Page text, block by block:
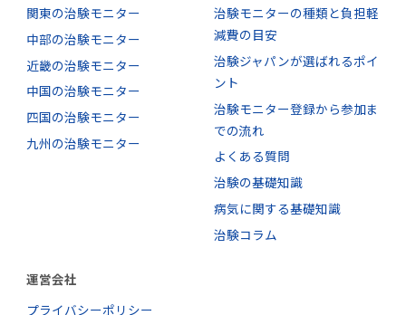
関東の治験モニター
中部の治験モニター
近畿の治験モニター
中国の治験モニター
四国の治験モニター
九州の治験モニター
治験モニターの種類と負担軽
減費の目安
治験ジャパンが選ばれるポイ
ント
治験モニター登録から参加ま
での流れ
よくある質問
治験の基礎知識
病気に関する基礎知識
治験コラム
運営会社
プライバシーポリシー